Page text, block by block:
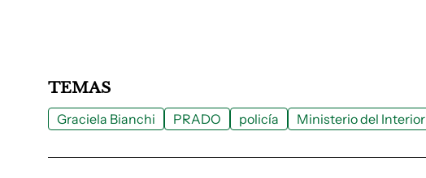
TEMAS
Graciela Bianchi PRADO policía Ministerio del Interior